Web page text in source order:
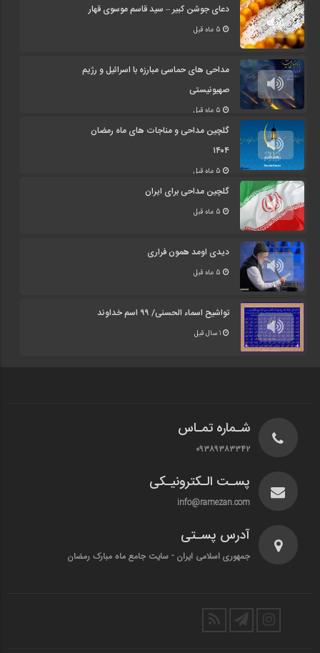
دعای جوشن کبیر – سید قاسم موسوی قهار
مداحی های حماسی مبارزه با اسرائیل و رژیم
صهیونیستی
گلچین مداحی و مناجات های ماه رمضان
۱۴۰۴
گلچین مداحی برای ایران
دیدی اومد همون فراری
تواشیح اسماء الحسنی/ ۹۹ اسم خداوند
1 سال قبل
شـماره تمـاس
۰۹۳۸۹۳۸۳۳۴۲
پسـت الـکترونیـکی
info@ramezan.com
آدرس پسـتی
جمهوری اسلامی ایران - سایت جامع ماه مبارک رمضان